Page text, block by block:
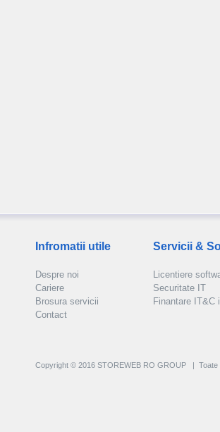
Infromatii utile
Despre noi
Cariere
Brosura servicii
Contact
Servicii &
Licentiere
Securitate IT
Finantare IT&C
Copyright © 2016 STOREWEB RO GROUP | Toate